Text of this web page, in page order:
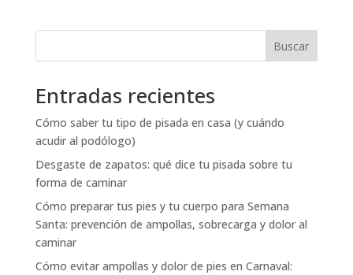
Buscar
Entradas recientes
Cómo saber tu tipo de pisada en casa (y cuándo
acudir al podólogo)
Desgaste de zapatos: qué dice tu pisada sobre tu
forma de caminar
Cómo preparar tus pies y tu cuerpo para Semana
Santa: prevención de ampollas, sobrecarga y dolor al
caminar
Cómo evitar ampollas y dolor de pies en Carnaval: